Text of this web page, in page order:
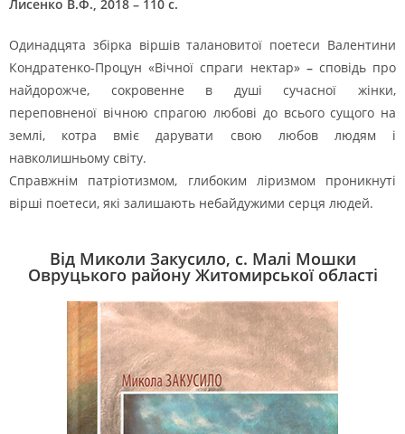
Лисенко В.Ф., 2018 – 110 с.
Одинадцята збірка віршів талановитої поетеси Валентини
Кондратенко-Процун «Вічної спраги нектар» –сповідь про
найдорожче, сокровенне в душі сучасної жінки,
переповненої вічною спрагою любові до всього сущого на
землі, котра вміє дарувати свою любов людям і
навколишньому світу.
Справжнім патріотизмом, глибоким ліризмом проникнуті
вірші поетеси, які залишають небайдужими серця людей.
Від Миколи Закусило, с. Малі Мошки
Овруцького району Житомирської області